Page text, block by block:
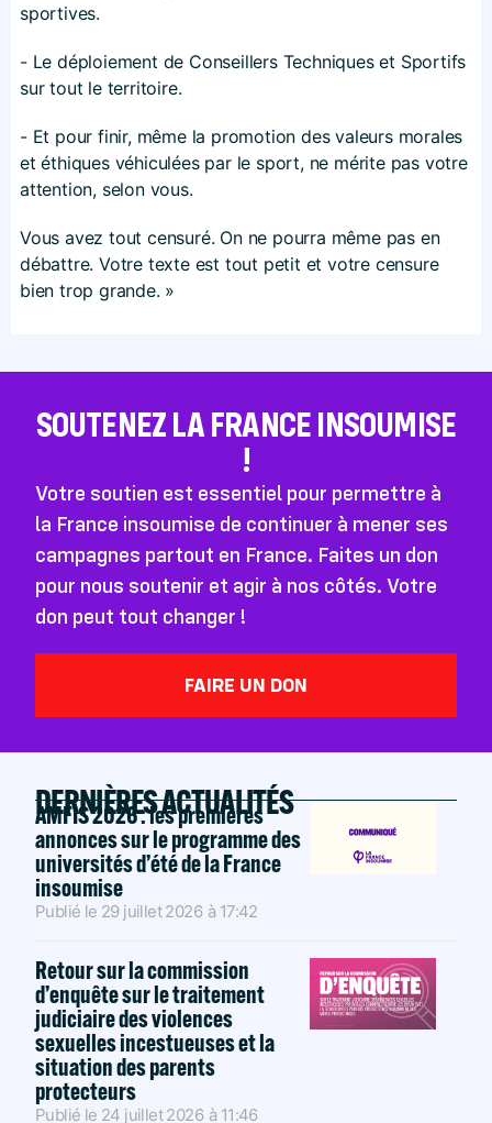
sportives.
- Le déploiement de Conseillers Techniques et Sportifs
sur tout le territoire.
- Et pour finir, même la promotion des valeurs morales
et éthiques véhiculées par le sport, ne mérite pas votre
attention, selon vous.
Vous avez tout censuré. On ne pourra même pas en
débattre. Votre texte est tout petit et votre censure
bien trop grande. »
SOUTENEZ LA FRANCE INSOUMISE
!
Votre soutien est essentiel pour permettre à
la France insoumise de continuer à mener ses
campagnes partout en France. Faites un don
pour nous soutenir et agir à nos côtés. Votre
don peut tout changer !
FAIRE UN DON
DERNIÈRES ACTUALITÉS
AMFIS 2026 : les premières
annonces sur le programme des
universités d’été de la France
insoumise
Publié le 29 juillet 2026 à 17:42
Retour sur la commission
d’enquête sur le traitement
judiciaire des violences
sexuelles incestueuses et la
situation des parents
protecteurs
Publié le 24 juillet 2026 à 11:46